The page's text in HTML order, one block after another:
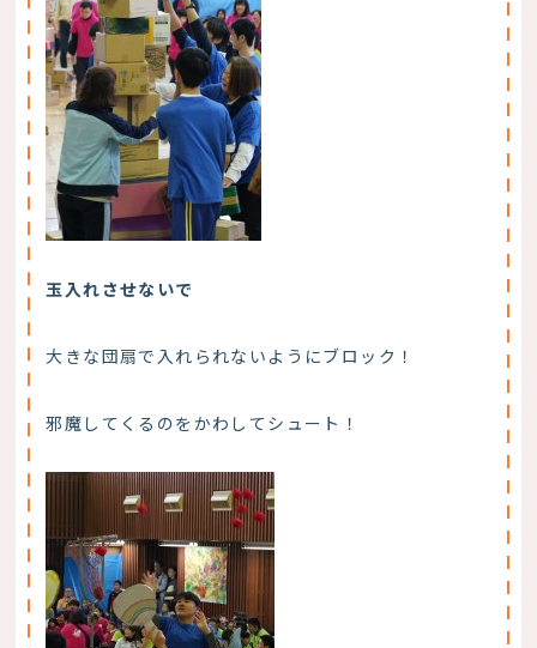
玉入れさせないで
大きな団扇で入れられないようにブロック！
邪魔してくるのをかわしてシュート！